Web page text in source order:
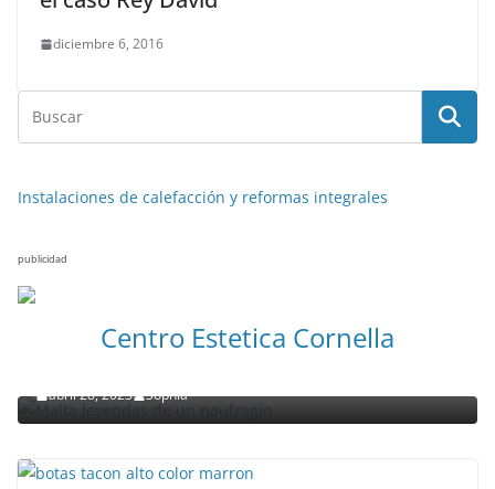
diciembre 6, 2016
Instalaciones de calefacción y reformas integrales
publicidad
Centro Estetica Cornella
abril 28, 2023 Sophia